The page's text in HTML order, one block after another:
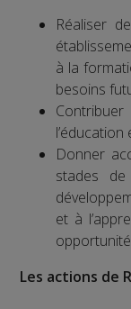
Réaliser
à la
besoins
Donner
stades
et à
Les actions de